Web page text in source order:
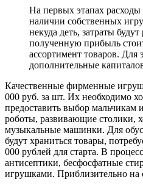
На первых этапах
наличии собственных
некуда деть, затраты
полученную прибыль
ассортимент товаров. Для
дополнительные
Качественные фирменные
000 руб. за шт. Их необходимо
предоставить выбор
роботы, развивающие столики,
музыкальные машинки. Для
будут храниться товары,
000 рублей для старта. В
антисептики, бесфосфатные
игрушками. Приблизительно на